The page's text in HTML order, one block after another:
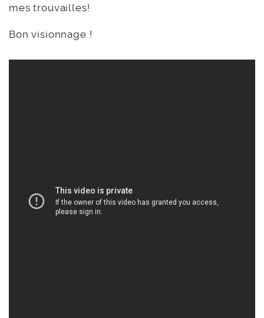
mes trouvailles!
Bon visionnage !